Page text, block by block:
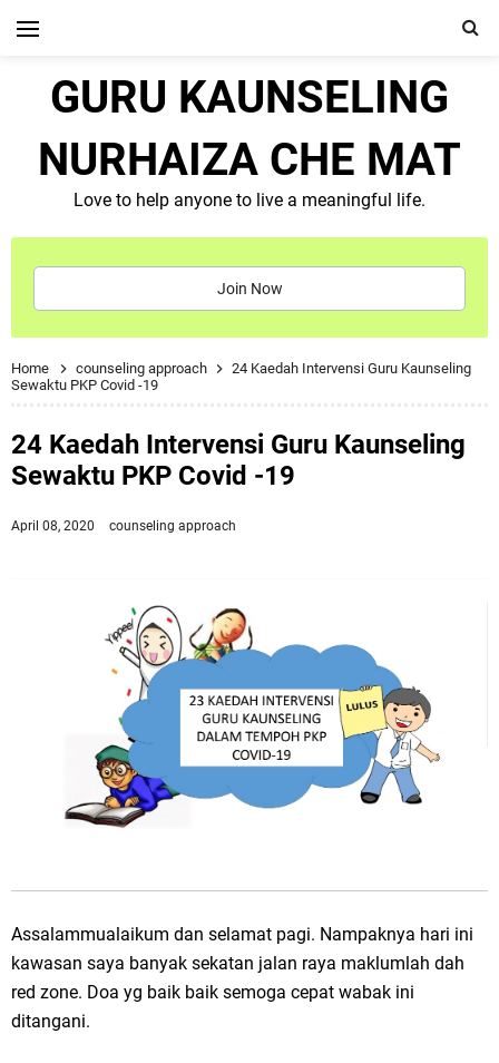
GURU KAUNSELING
NURHAIZA CHE MAT
Love to help anyone to live a meaningful life.
Join Now
Home counseling approach
24 Kaedah Intervensi Guru Kaunseling
Sewaktu PKP Covid -19
24 Kaedah Intervensi Guru Kaunseling
Sewaktu PKP Covid -19
April 08, 2020 counseling approach
Assalammualaikum dan selamat pagi. Nampaknya hari ini
kawasan saya banyak sekatan jalan raya maklumlah dah
red zone. Doa yg baik baik semoga cepat wabak ini
ditangani.